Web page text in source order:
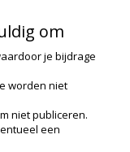
om
je bijdrage
worden niet
niet publiceren.
een